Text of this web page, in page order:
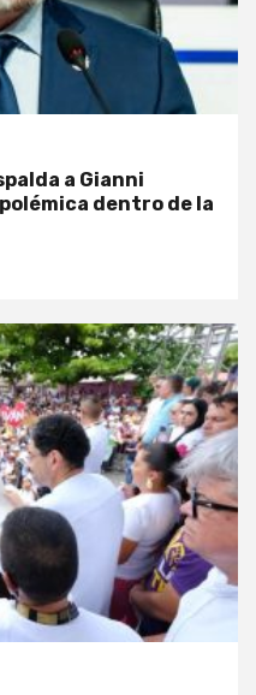
a Gianni
dentro de la